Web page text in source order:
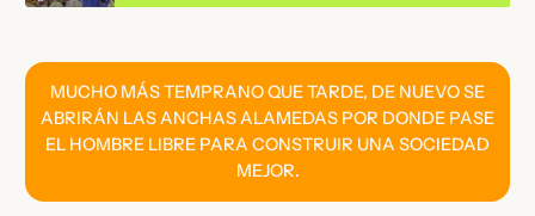
MUCHO MÁS TEMPRANO QUE TARDE, DE NUEVO SE
ABRIRÁN LAS ANCHAS ALAMEDAS POR DONDE PASE
EL HOMBRE LIBRE PARA CONSTRUIR UNA SOCIEDAD
MEJOR.